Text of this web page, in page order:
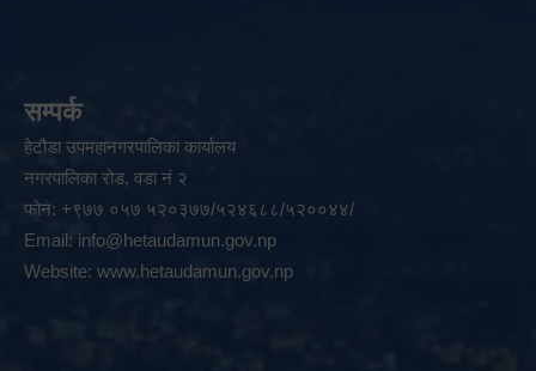
सम्पर्क
हेटौडा उपमहानगरपालिका कार्यालय
नगरपालिका रोड, वडा नं २
फोन: +९७७ ०५७ ५२०३७७/५२४६८८/५२००४४/
Email: info@hetaudamun.gov.np
Website: www.hetaudamun.gov.np